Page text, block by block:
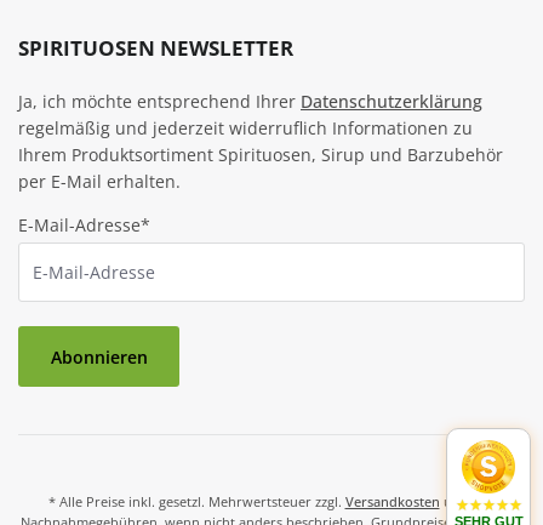
SPIRITUOSEN NEWSLETTER
Ja, ich möchte entsprechend Ihrer Datenschutzerklärung
regelmäßig und jederzeit widerruflich Informationen zu
Ihrem Produktsortiment Spirituosen, Sirup und Barzubehör
per E-Mail erhalten.
E-Mail-Adresse*
Abonnieren
* Alle Preise inkl. gesetzl. Mehrwertsteuer zzgl. Versandkosten und ggf.
SEHR GUT